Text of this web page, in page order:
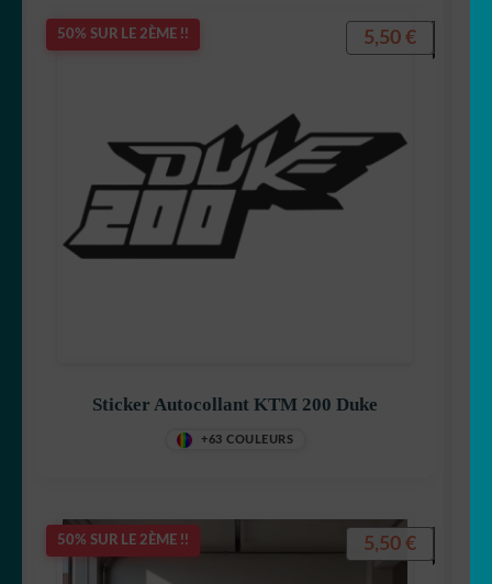
50% SUR LE 2ÈME !!
Sticker Autocollant KTM 200 Duke
+63 COULEURS
5,50 €
50% SUR LE 2ÈME !! 5,50 €